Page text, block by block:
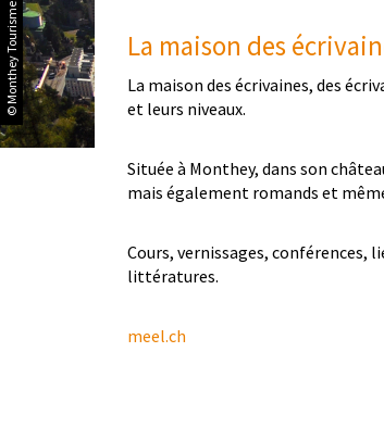
© Monthey Tourisme La maison des
La maison des écrivaines, des
et leurs niveaux.
Située à Monthey, dans son
mais également romands et
Cours, vernissages, conférences,
littératures.
meel.ch